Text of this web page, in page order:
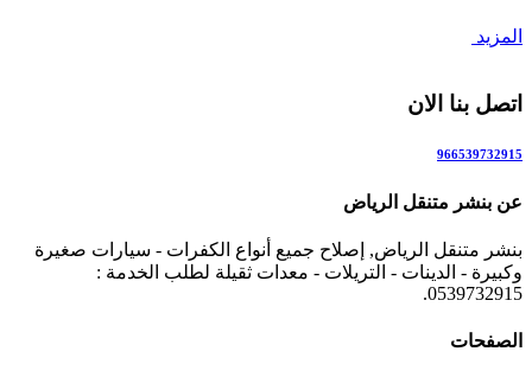
المزيد
اتصل بنا الان
966539732915
عن بنشر متنقل الرياض
بنشر متنقل الرياض, إصلاح جميع أنواع الكفرات - سيارات صغيرة
وكبيرة - الدينات - التريلات - معدات ثقيلة لطلب الخدمة :
0539732915.
الصفحات